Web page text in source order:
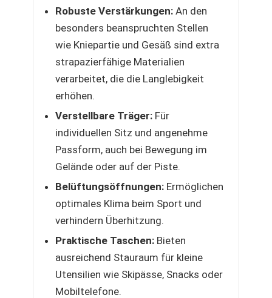
Robuste Verstärkungen: An den
besonders beanspruchten Stellen
wie Kniepartie und Gesäß sind extra
strapazierfähige Materialien
verarbeitet, die die Langlebigkeit
erhöhen.
Verstellbare Träger: Für
individuellen Sitz und angenehme
Passform, auch bei Bewegung im
Gelände oder auf der Piste.
Belüftungsöffnungen: Ermöglichen
optimales Klima beim Sport und
verhindern Überhitzung.
Praktische Taschen: Bieten
ausreichend Stauraum für kleine
Utensilien wie Skipässe, Snacks oder
Mobiltelefone.